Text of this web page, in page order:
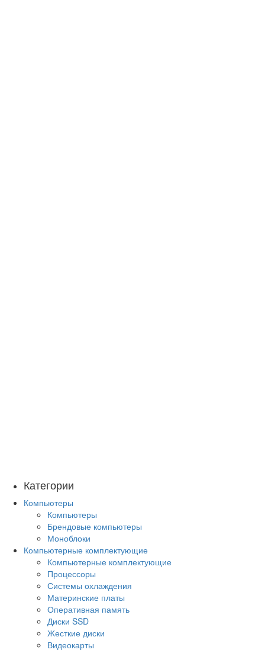
Категории
Компьютеры
Компьютеры
Брендовые компьютеры
Моноблоки
Компьютерные комплектующие
Компьютерные комплектующие
Процессоры
Системы охлаждения
Материнские платы
Оперативная память
Диски SSD
Жесткие диски
Видеокарты